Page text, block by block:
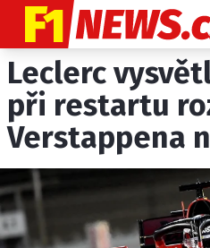
PROFILY
PROFILY
Leclerc
při restartu
Verstappena